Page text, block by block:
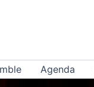
Agenda